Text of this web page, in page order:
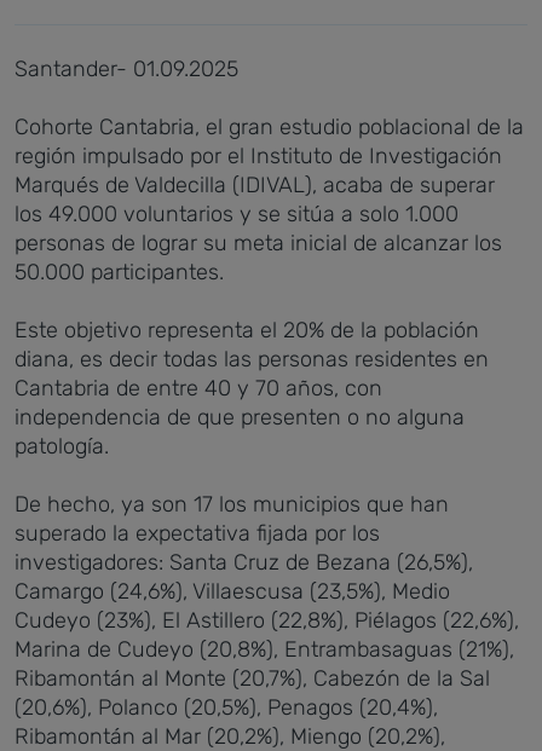
Santander- 01.09.2025
Cohorte Cantabria, el gran estudio poblacional de la
región impulsado por el Instituto de Investigación
Marqués de Valdecilla (IDIVAL), acaba de superar
los 49.000 voluntarios y se sitúa a solo 1.000
personas de lograr su meta inicial de alcanzar los
50.000 participantes.
Este objetivo representa el 20% de la población
diana, es decir todas las personas residentes en
Cantabria de entre 40 y 70 años, con
independencia de que presenten o no alguna
patología.
De hecho, ya son 17 los municipios que han
superado la expectativa fijada por los
investigadores: Santa Cruz de Bezana (26,5%),
Camargo (24,6%), Villaescusa (23,5%), Medio
Cudeyo (23%), El Astillero (22,8%), Piélagos (22,6%),
Marina de Cudeyo (20,8%), Entrambasaguas (21%),
Ribamontán al Monte (20,7%), Cabezón de la Sal
(20,6%), Polanco (20,5%), Penagos (20,4%),
Ribamontán al Mar (20,2%), Miengo (20,2%),